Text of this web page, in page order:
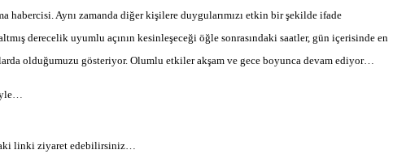
habercisi. Aynı zamanda diğer kişilere duygularımızı etkin bir şekilde ifade
derecelik uyumlu açının kesinleşeceği öğle sonrasındaki saatler, gün içerisinde en
olduğumuzu gösteriyor. Olumlu etkiler akşam ve gece boyunca devam ediyor…
linki ziyaret edebilirsiniz…